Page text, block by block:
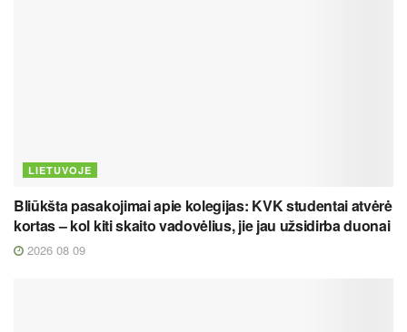
LIETUVOJE
Bliūkšta pasakojimai apie kolegijas: KVK studentai atvėrė
kortas – kol kiti skaito vadovėlius, jie jau užsidirba duonai
2026 08 09